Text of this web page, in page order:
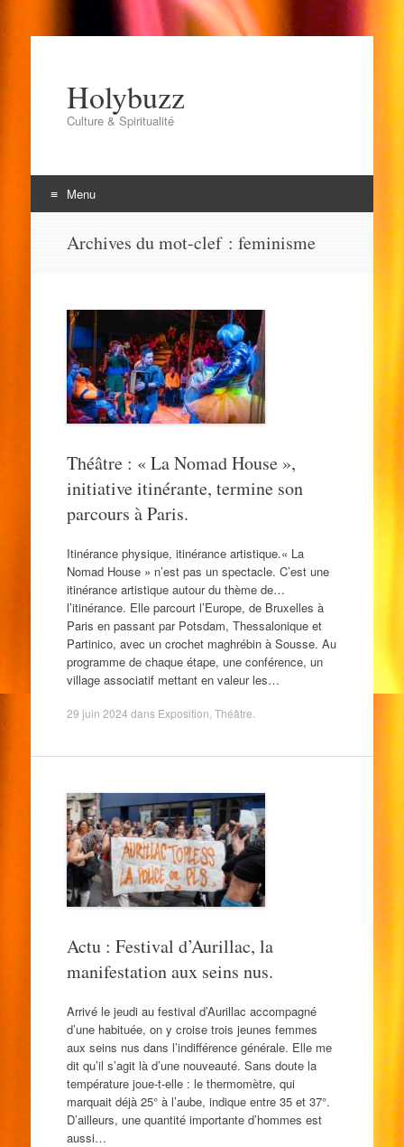
Holybuzz
Culture & Spiritualité
Menu
Archives du mot-clef : feminisme
Théâtre : « La Nomad House »,
initiative itinérante, termine son
parcours à Paris.
Itinérance physique, itinérance artistique.« La
Nomad House » n’est pas un spectacle. C’est une
itinérance artistique autour du thème de…
l’itinérance. Elle parcourt l’Europe, de Bruxelles à
Paris en passant par Potsdam, Thessalonique et
Partinico, avec un crochet maghrébin à Sousse. Au
programme de chaque étape, une conférence, un
village associatif mettant en valeur les…
29 juin 2024 dans Exposition Théâtre
Actu : Festival d’Aurillac, la
manifestation aux seins nus.
Arrivé le jeudi au festival d’Aurillac accompagné
d’une habituée, on y croise trois jeunes femmes
aux seins nus dans l’indifférence générale. Elle me
dit qu’il s’agit là d’une nouveauté. Sans doute la
température joue-t-elle : le thermomètre, qui
marquait déjà 25° à l’aube, indique entre 35 et 37°.
D’ailleurs, une quantité importante d’hommes est
aussi…